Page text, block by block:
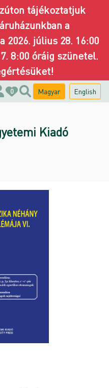
tájékoztatjuk
a
2026. július 28. 16:00
8:00 óráig szünetel.
0 Magyar English
Kiadó